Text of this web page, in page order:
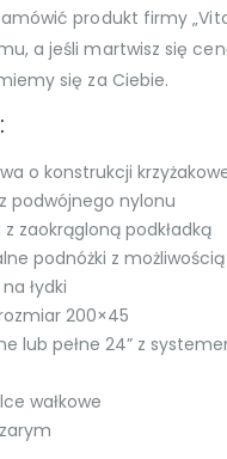
produkt firmy
a jeśli martwisz się
się za Ciebie.
o konstrukcji
podwójnego nylonu
zaokrągloną podkładką
podnóżki z
łydki
200×45
lub pełne 24” z
wałkowe